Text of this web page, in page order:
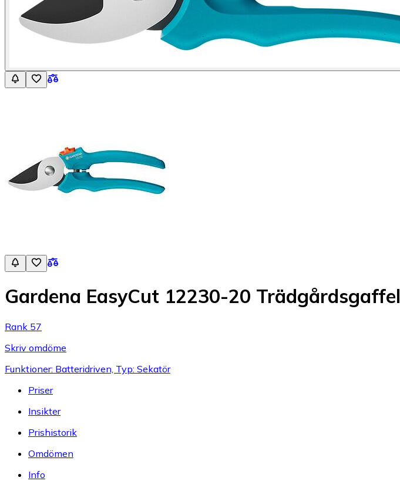
Gardena EasyCut 12230-20 Trädgårdsgaffel
Rank 57
Skriv omdöme
Funktioner: Batteridriven, Typ: Sekatör
Priser
Insikter
Prishistorik
Omdömen
Info